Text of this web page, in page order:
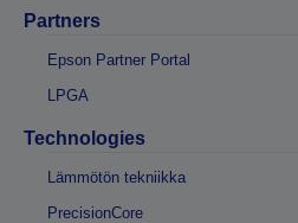
Partners
Epson Partner Portal
LPGA
Technologies
Lämmötön tekniikka
PrecisionCore